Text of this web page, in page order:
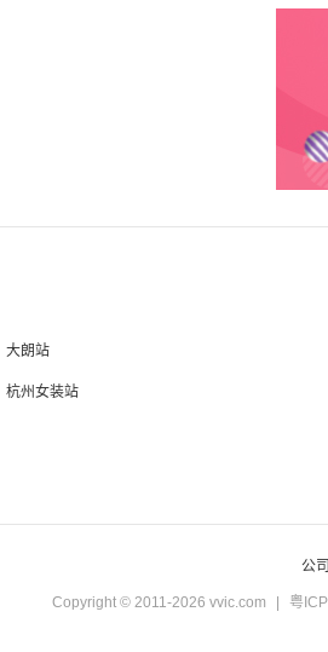
大朗站
杭州女装站
公
Copyright © 2011-2026 vvic.com 粤